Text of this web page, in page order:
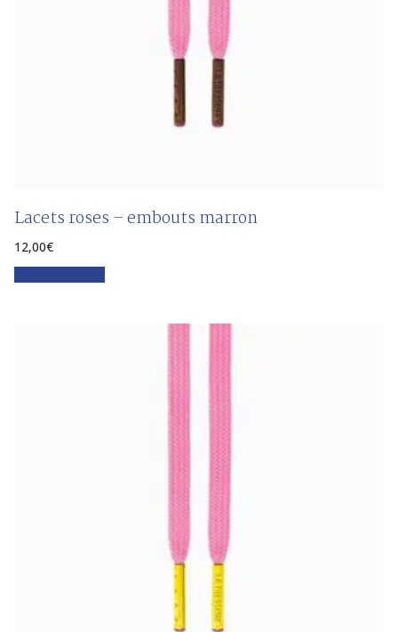
Lacets roses – embouts marron
12,00€